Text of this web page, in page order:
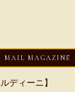
MAIL MAGAZINE
ディーニ】